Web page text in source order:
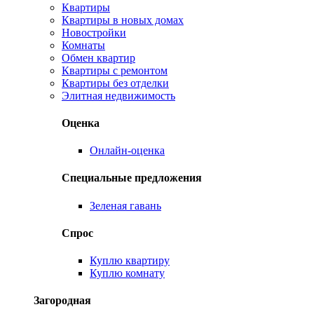
Квартиры
Квартиры в новых домах
Новостройки
Комнаты
Обмен квартир
Квартиры с ремонтом
Квартиры без отделки
Элитная недвижимость
Оценка
Онлайн-оценка
Специальные предложения
Зеленая гавань
Спрос
Куплю квартиру
Куплю комнату
Загородная